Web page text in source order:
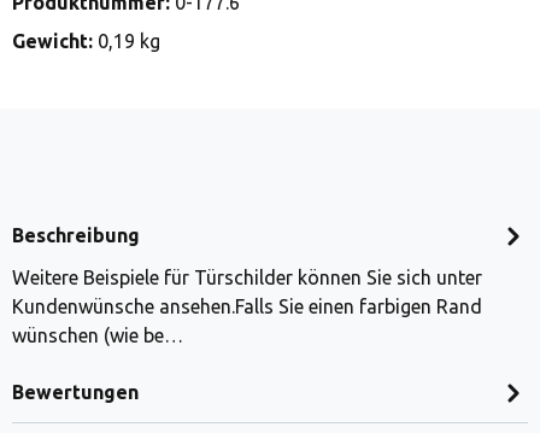
Gewicht: 0,19 kg
Beschreibung
Weitere Beispiele für Türschilder können Sie sich unter
Kundenwünsche ansehen.Falls Sie einen farbigen Rand
wünschen (wie be…
Bewertungen